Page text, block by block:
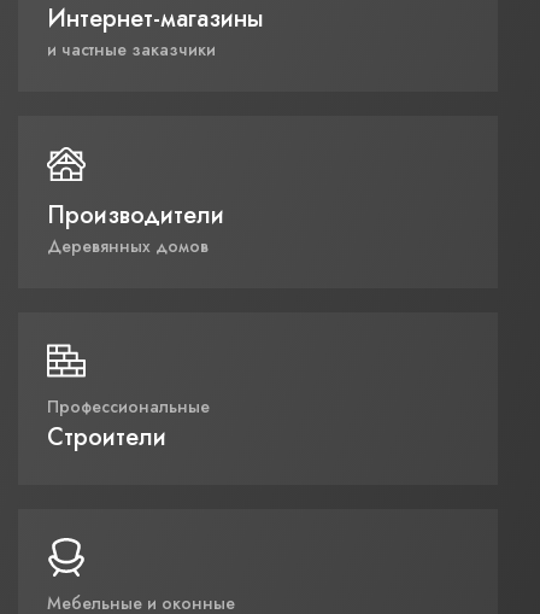
Интернет-магазины
и частные заказчики
Производители
Деревянных домов
Профессиональные
Строители
Мебельные и оконные